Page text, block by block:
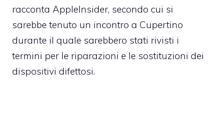
racconta AppleInsider, secondo cui si
sarebbe tenuto un incontro a Cupertino
durante il quale sarebbero stati rivisti i
termini per le riparazioni e le sostituzioni dei
dispositivi difettosi.